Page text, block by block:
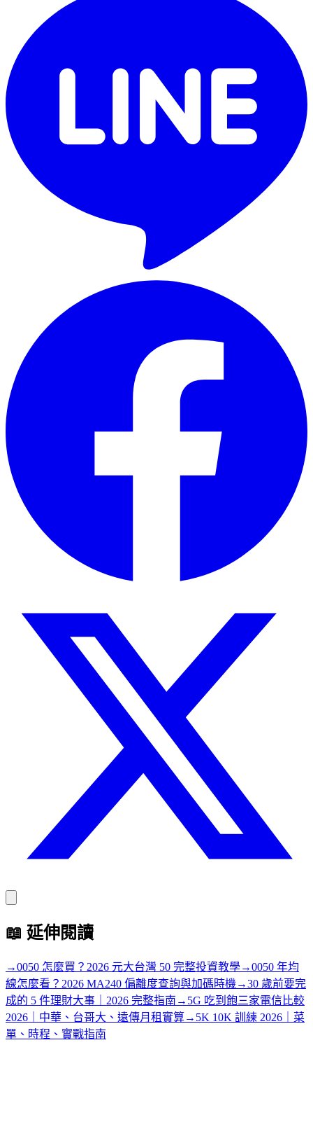
📖 延伸閱讀
→0050 怎麼買？2026 元大台灣 50 完整投資教學→0050 年均
線怎麼看？2026 MA240 偏離度查詢與加碼時機 →30 歲前要完
成的 5 件理財大事｜2026 完整指南 → 5G 吃到飽三家電信比較
2026｜中華、台哥大、遠傳月租實算→ 5K 10K 訓練 2026｜菜
單、時程、實戰指南